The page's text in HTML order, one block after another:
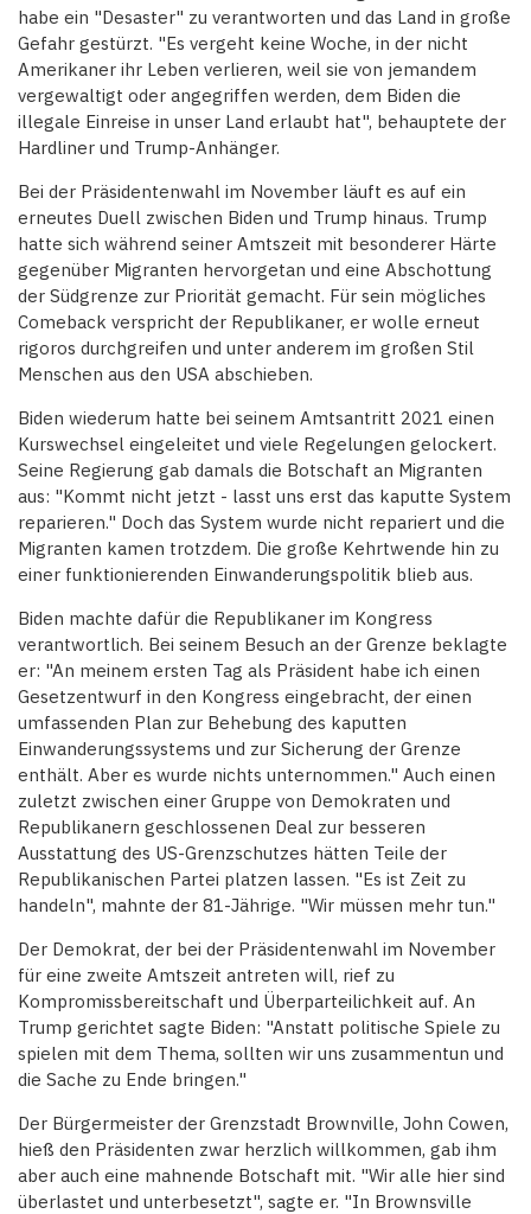
habe ein "Desaster" zu verantworten und das Land in große
Gefahr gestürzt. "Es vergeht keine Woche, in der nicht
Amerikaner ihr Leben verlieren, weil sie von jemandem
vergewaltigt oder angegriffen werden, dem Biden die
illegale Einreise in unser Land erlaubt hat", behauptete der
Hardliner und Trump-Anhänger.
Bei der Präsidentenwahl im November läuft es auf ein
erneutes Duell zwischen Biden und Trump hinaus. Trump
hatte sich während seiner Amtszeit mit besonderer Härte
gegenüber Migranten hervorgetan und eine Abschottung
der Südgrenze zur Priorität gemacht. Für sein mögliches
Comeback verspricht der Republikaner, er wolle erneut
rigoros durchgreifen und unter anderem im großen Stil
Menschen aus den USA abschieben.
Biden wiederum hatte bei seinem Amtsantritt 2021 einen
Kurswechsel eingeleitet und viele Regelungen gelockert.
Seine Regierung gab damals die Botschaft an Migranten
aus: "Kommt nicht jetzt - lasst uns erst das kaputte System
reparieren." Doch das System wurde nicht repariert und die
Migranten kamen trotzdem. Die große Kehrtwende hin zu
einer funktionierenden Einwanderungspolitik blieb aus.
Biden machte dafür die Republikaner im Kongress
verantwortlich. Bei seinem Besuch an der Grenze beklagte
er: "An meinem ersten Tag als Präsident habe ich einen
Gesetzentwurf in den Kongress eingebracht, der einen
umfassenden Plan zur Behebung des kaputten
Einwanderungssystems und zur Sicherung der Grenze
enthält. Aber es wurde nichts unternommen." Auch einen
zuletzt zwischen einer Gruppe von Demokraten und
Republikanern geschlossenen Deal zur besseren
Ausstattung des US-Grenzschutzes hätten Teile der
Republikanischen Partei platzen lassen. "Es ist Zeit zu
handeln", mahnte der 81-Jährige. "Wir müssen mehr tun."
Der Demokrat, der bei der Präsidentenwahl im November
für eine zweite Amtszeit antreten will, rief zu
Kompromissbereitschaft und Überparteilichkeit auf. An
Trump gerichtet sagte Biden: "Anstatt politische Spiele zu
spielen mit dem Thema, sollten wir uns zusammentun und
die Sache zu Ende bringen."
Der Bürgermeister der Grenzstadt Brownville, John Cowen,
hieß den Präsidenten zwar herzlich willkommen, gab ihm
aber auch eine mahnende Botschaft mit. "Wir alle hier sind
überlastet und unterbesetzt", sagte er. "In Brownsville